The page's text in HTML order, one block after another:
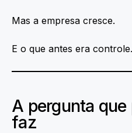
Mas a empresa cresce.
E o que antes era
A pergunta
faz